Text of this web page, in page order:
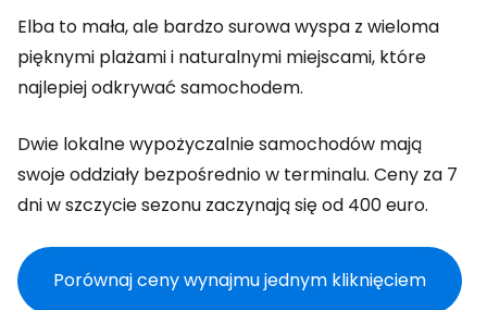
Elba to mała, ale bardzo surowa wyspa z wieloma
pięknymi plażami i naturalnymi miejscami, które
najlepiej odkrywać samochodem.
Dwie lokalne wypożyczalnie samochodów mają
swoje oddziały bezpośrednio w terminalu. Ceny za 7
dni w szczycie sezonu zaczynają się od 400 euro.
Porównaj ceny wynajmu jednym kliknięciem